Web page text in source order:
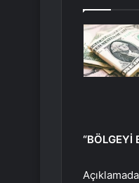
“BÖLGEYİ